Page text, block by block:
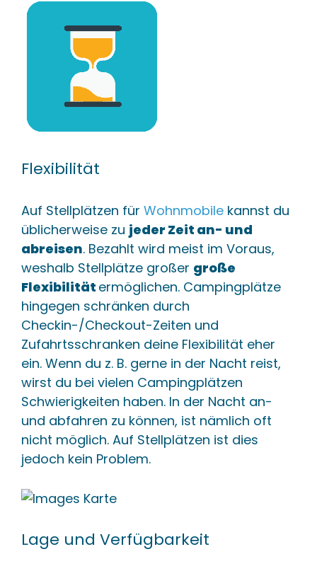
Flexibilität
Auf Stellplätzen für Wohnmobile kannst du
üblicherweise zu jeder Zeit an- und
abreisen. Bezahlt wird meist im Voraus,
weshalb Stellplätze großer große
Flexibilität ermöglichen. Campingplätze
hingegen schränken durch
Checkin-/Checkout-Zeiten und
Zufahrtsschranken deine Flexibilität eher
ein. Wenn du z. B. gerne in der Nacht reist,
wirst du bei vielen Campingplätzen
Schwierigkeiten haben. In der Nacht an-
und abfahren zu können, ist nämlich oft
nicht möglich. Auf Stellplätzen ist dies
jedoch kein Problem.
Lage und Verfügbarkeit